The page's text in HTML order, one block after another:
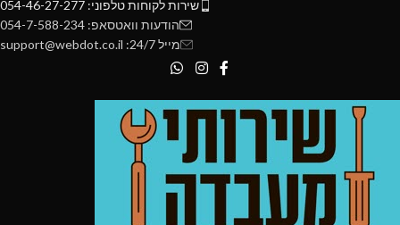
שירות לקוחות טלפוני: 054-46-27-277
הודעות וואטסאפ: 054-7-588-234
מייל 24/7: support@webdot.co.il